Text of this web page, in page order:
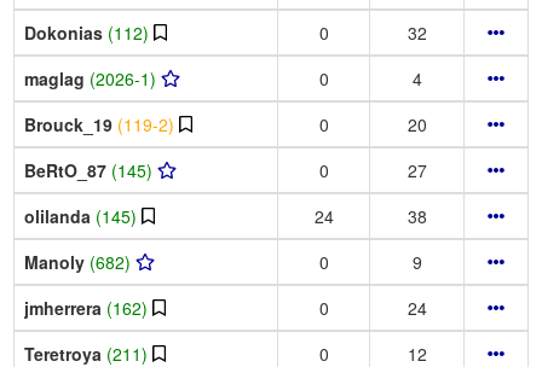
Dokonias (112) 0
32
maglag (2026-1) 0
4
Brouck_19 (119-2) 0
20
BeRtO_87 (145) 0
27
olilanda (145) 24
38
Manoly (682) 0
9
jmherrera (162) 0
24
Teretroya (211) 0
12